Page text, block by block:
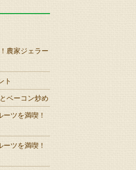
農家ジェラー
ト
ベーコン炒め
ツを満喫！
ツを満喫！